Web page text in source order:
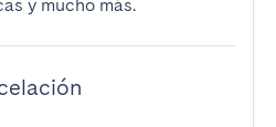
y mucho más.